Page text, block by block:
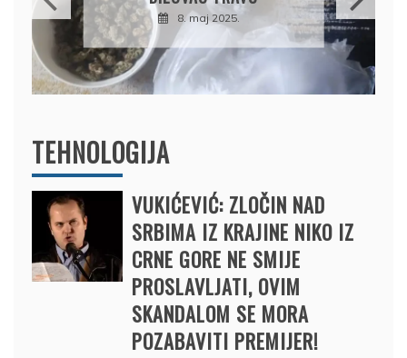
DRŽAVU NAPUSTIO
BRODOM
12. februar 2025.
TEHNOLOGIJA
VUKIĆEVIĆ: ZLOČIN NAD
SRBIMA IZ KRAJINE NIKO IZ
CRNE GORE NE SMIJE
PROSLAVLJATI, OVIM
SKANDALOM SE MORA
POZABAVITI PREMIJER!